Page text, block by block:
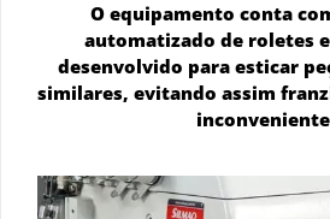
O equipamento conta
automatizado de roletes
desenvolvido para esticar
similares, evitando assim